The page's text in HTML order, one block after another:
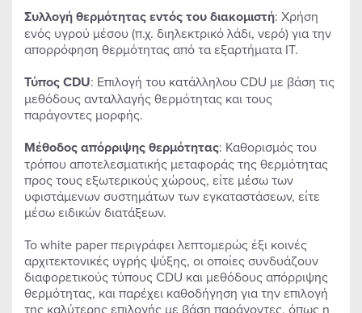
Συλλογή θερμότητας εντός του διακομιστή: Χρήση
ενός υγρού μέσου (π.χ. διηλεκτρικό λάδι, νερό) για την
απορρόφηση θερμότητας από τα εξαρτήματα IT.
ΤύποςCDU: Επιλογή του κατάλληλου CDU με βάση τις
μεθόδους ανταλλαγής θερμότητας και τους
παράγοντες μορφής.
Μέθοδος απόρριψης θερμότητας: Καθορισμός του
τρόπου αποτελεσματικής μεταφοράς της θερμότητας
προς τους εξωτερικούς χώρους, είτε μέσω των
υφιστάμενων συστημάτων των εγκαταστάσεων, είτε
μέσω ειδικών διατάξεων.
Το white paper περιγράφει λεπτομερώς έξι κοινές
αρχιτεκτονικές υγρής ψύξης, οι οποίες συνδυάζουν
διαφορετικούς τύπους CDU και μεθόδους απόρριψης
θερμότητας, και παρέχει καθοδήγηση για την επιλογή
της καλύτερης επιλογής με βάση παράγοντες, όπως η